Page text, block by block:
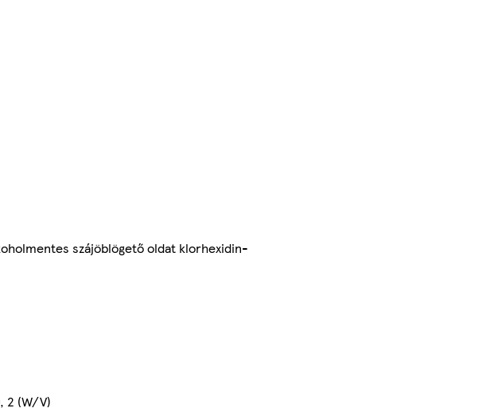
szájöblögető oldat klorhexidin-
2 (W/V)